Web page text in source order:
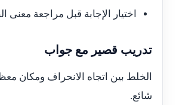
اختيار الإجابة قبل مراجعة معنى
تدريب قصير مع جواب
الخلط بين اتجاه الانحراف ومكان
شائع.